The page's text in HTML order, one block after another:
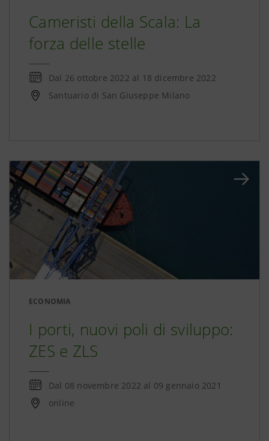
Cameristi della Scala: La
forza delle stelle
Dal 26 ottobre 2022 al 18 dicembre 2022
Santuario di San Giuseppe Milano
ECONOMIA
I porti, nuovi poli di sviluppo:
ZES e ZLS
Dal 08 novembre 2022 al 09 gennaio 2021
online